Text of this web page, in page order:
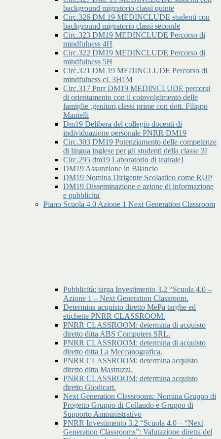
background migratorio classi quinte
Circ.326 DM.19 MEDINCLUDE studenti con
background migratorio classi seconde
Circ.323 DM19 MEDINCLUDE Percorso di
mindfulness 4H
Circ.322 DM19 MEDINCLUDE Percorso di
mindfulness 5H
Circ.321 DM 19 MEDINCLUDE Percorso di
mindfulness cl. 3H1M
Circ.317 Pnrr DM19 MEDINCLUDE percorsi
di orientamento con il coinvolgimento delle
famiglie ,genitori,classi prime con dott. Filippo
Mantelli
Dm19 Delibera del collegio docenti di
individuazione personale PNRR DM19
Circ.303 DM19 Potenziamento delle competenze
di lingua inglese per gli studenti della classe 3I
Circ.295 dm19 Laboratorio di teatrale1
DM19 Assunzione in Bilancio
DM19 Nomina Dirigente Scolastico come RUP
DM19 Disseminazione e azione di informazione
e pubblicita'
Piano Scuola 4.0 Azione 1 Next Generation Classroom
Pubblicità: targa Investimento 3.2 “Scuola 4.0 –
Azione 1 – Next Generation Classroom.
Determina acquisto diretto MePa targhe ed
etichette PNRR CLASSROOM.
PNRR CLASSROOM: determina di acquisto
diretto ditta ABS Computers SRL.
PNRR CLASSROOM: determina di acquisto
diretto ditta La Meccanografica.
PNRR CLASSROOM: determina acquisto
diretto ditta Mastruzzi.
PNRR CLASSROOM: determina acquisto
diretto Giodicart.
Next Generation Classrooms: Nomina Gruppo di
Progetto Gruppo di Collaudo e Gruppo di
Supporto Amministrativo
PNRR Investimento 3.2 “Scuola 4.0 – “Next
Generation Classrooms”: Valutazione diretta del